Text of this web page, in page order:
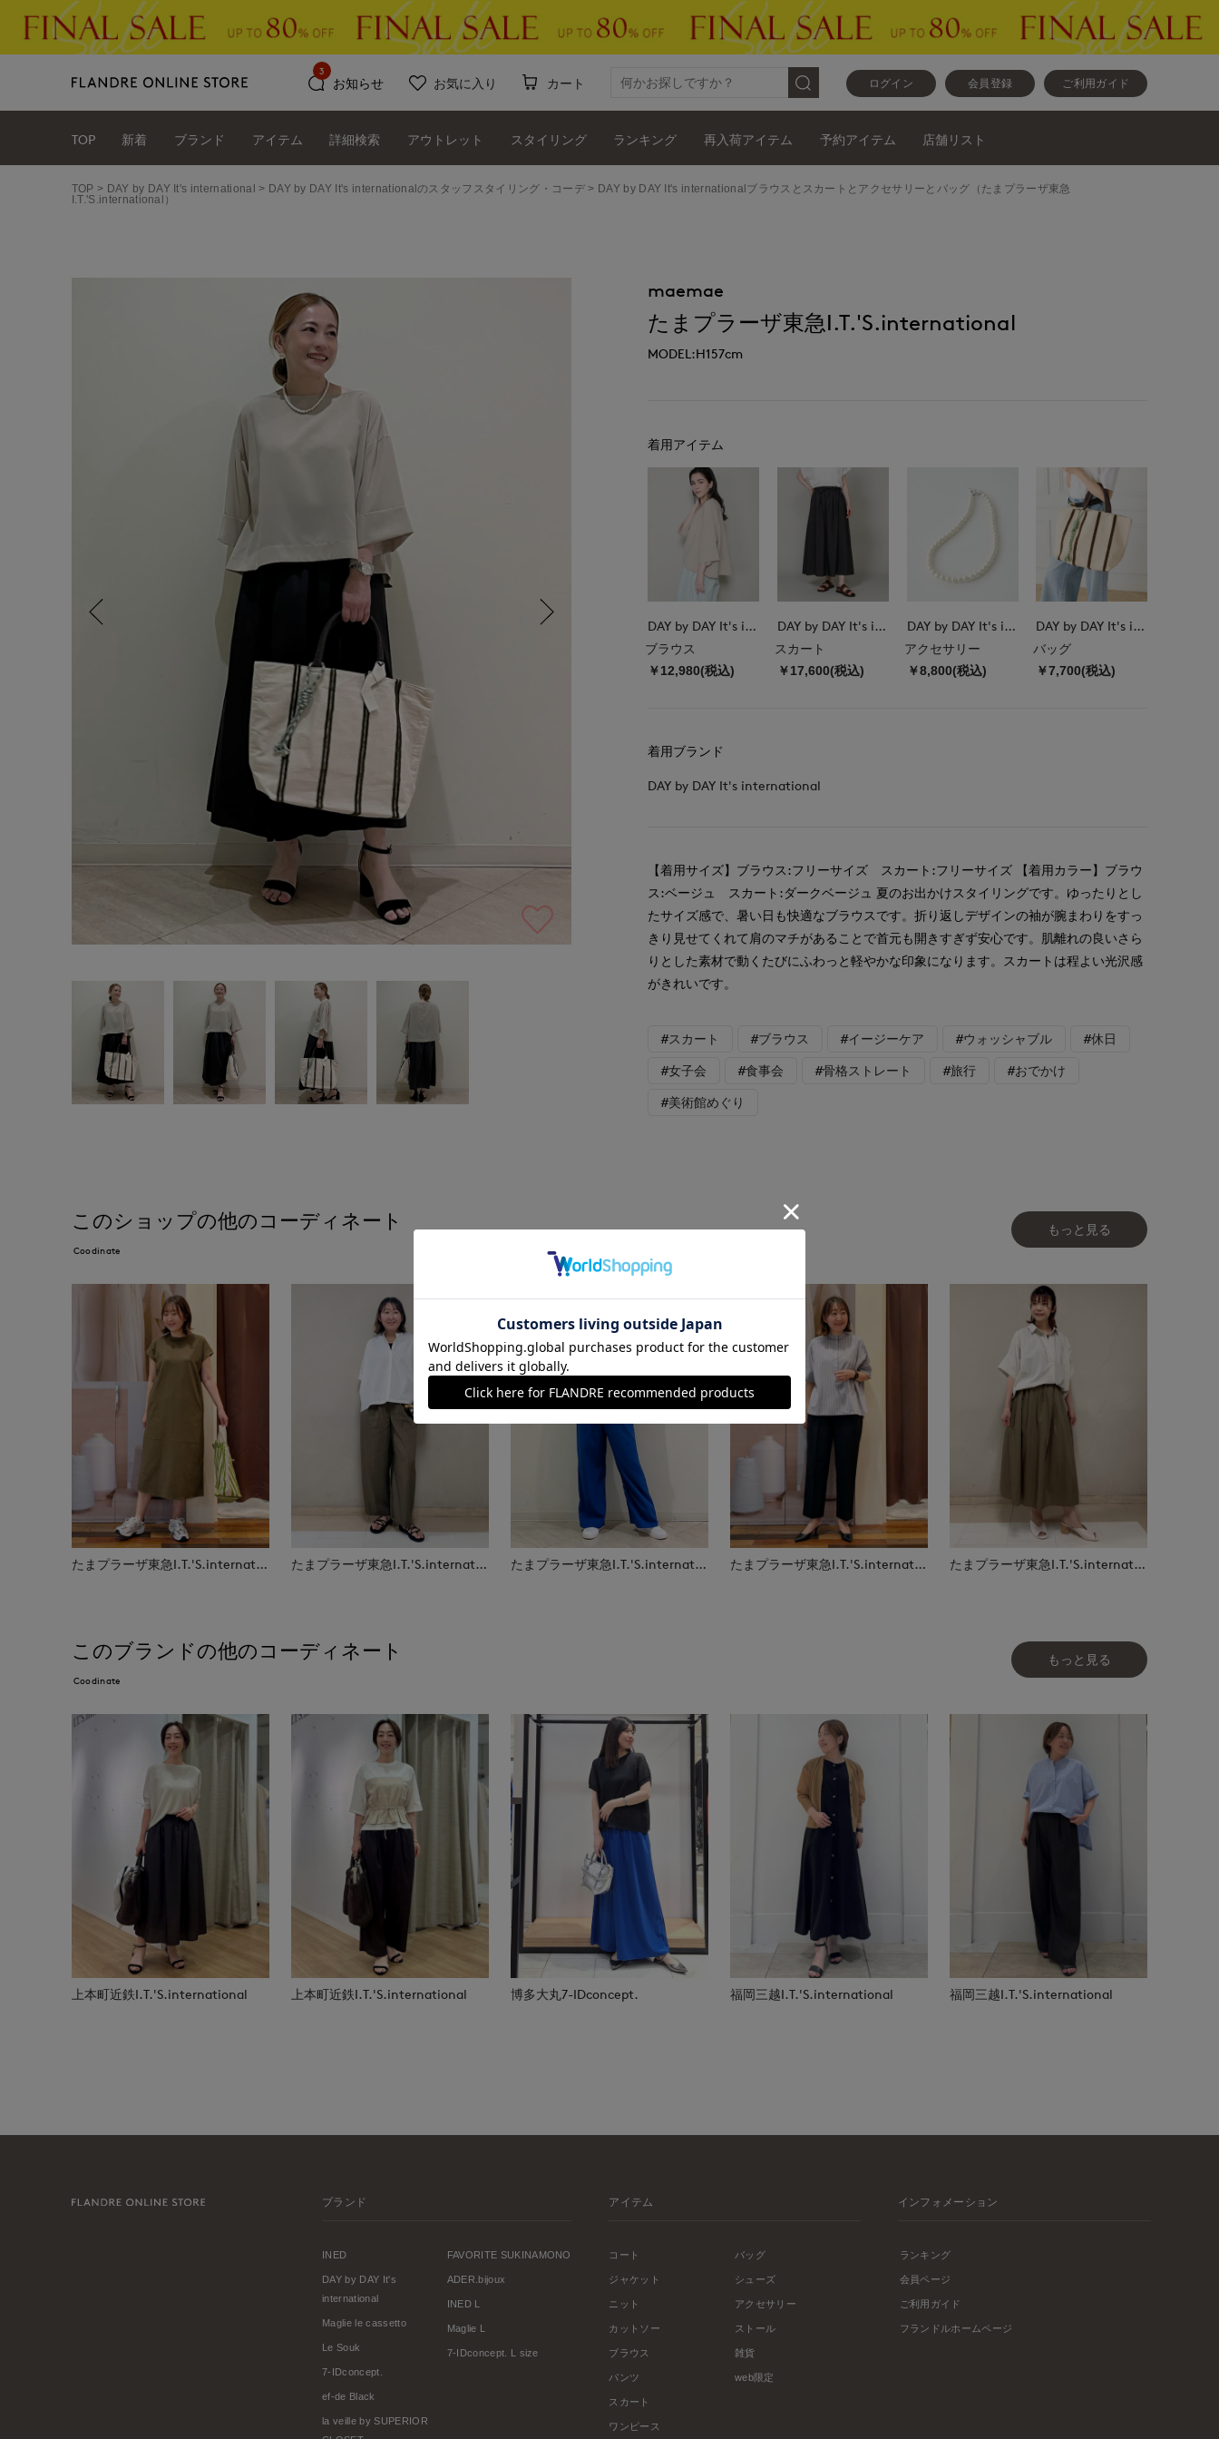
ログイン 会員登録 ご利用ガイド
お知らせ
3
お気に入り カート
TOP 新着 ブランド アイテム 詳細検索 アウトレット スタイリング ランキング 再入荷アイテム 予約アイテム 店舗リスト
TOP DAY by DAY It's international DAY by DAY It's internationalのスタッフスタイリング・コーデ
DAY by DAY It's internationalブラウスとスカートとアクセサリーとバッグ（たまプラーザ東急
I.T.'S.international）
maemae
たまプラーザ東急I.T.'S.international
MODEL:H157cm
着用アイテム
DAY by DAY It's international
ブラウス
￥12,980(税込)
DAY by DAY It's international
スカート
￥17,600(税込)
DAY by DAY It's international
アクセサリー
￥8,800(税込)
DAY by DAY It's international
バッグ
￥7,700(税込)
着用ブランド
DAY by DAY It's international
【着用サイズ】ブラウス:フリーサイズ スカート:フリーサイズ 【着用カラー】ブラウ
ス:ベージュ スカート:ダークベージュ 夏のお出かけスタイリングです。ゆったりとし
たサイズ感で、暑い日も快適なブラウスです。折り返しデザインの袖が腕まわりをすっ
きり見せてくれて肩のマチがあることで首元も開きすぎず安心です。肌離れの良いさら
りとした素材で動くたびにふわっと軽やかな印象になります。スカートは程よい光沢感
がきれいです。
#スカート #ブラウス #イージーケア #ウォッシャブル #休日
#女子会 #食事会 #骨格ストレート #旅行 #おでかけ
#美術館めぐり
このショップの他のコーディネート
Coodinate
もっと見る
たまプラーザ東急I.T.'S.international たまプラーザ東急I.T.'S.international たまプラーザ東急I.T.'S.international たまプラーザ東急I.T.'S.international たまプラーザ東急I.T.'S.international
このブランドの他のコーディネート
Coodinate
もっと見る
上本町近鉄I.T.'S.international 上本町近鉄I.T.'S.international 博多大丸7-IDconcept. 福岡三越I.T.'S.international 福岡三越I.T.'S.international
ブランド
INED
DAY by DAY It's
international
Maglie le cassetto
Le Souk
7-IDconcept.
ef-de Black
la veille by SUPERIOR
FAVORITE SUKINAMONO
ADER.bijoux
INED L
Maglie L
7-IDconcept. L size
アイテム
コート
ジャケット
ニット
カットソー
ブラウス
パンツ
スカート
ワンピース
バッグ
シューズ
アクセサリー
ストール
雑貨
web限定
インフォメーション
ランキング
会員ページ
ご利用ガイド
フランドルホームページ